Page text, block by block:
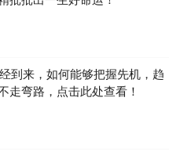
到来，如何能够把握先机，趋
走弯路，点击此处查看！